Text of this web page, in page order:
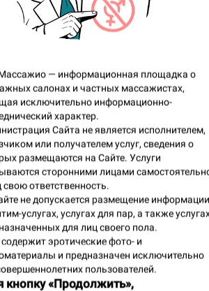
— информационная площадка о
салонах и частных массажистах,
исключительно информационно-
характер.
Сайта не является исполнителем,
или получателем услуг, сведения о
размещаются на Сайте. Услуги
сторонними лицами
свою ответственность.
не допускается размещение информации
услугах, услугах для пар, а также
для лиц своего пола.
эротические фото- и
и предназначен исключительно
пользователей.
«Продолжить»,
как Таша хвастается
горячими фото?
и откровенных
приказу построен!